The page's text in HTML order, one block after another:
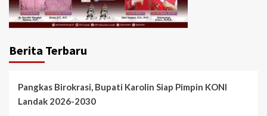
Berita Terbaru
Pangkas Birokrasi, Bupati Karolin Siap Pimpin KONI
Landak 2026-2030